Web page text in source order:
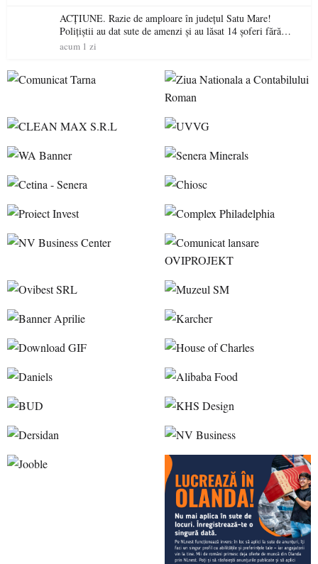
ACȚIUNE. Razie de amploare în județul Satu Mare!
Polițiștii au dat sute de amenzi și au lăsat 14 șoferi fără
permis într-o singură zi
acum 1 zi